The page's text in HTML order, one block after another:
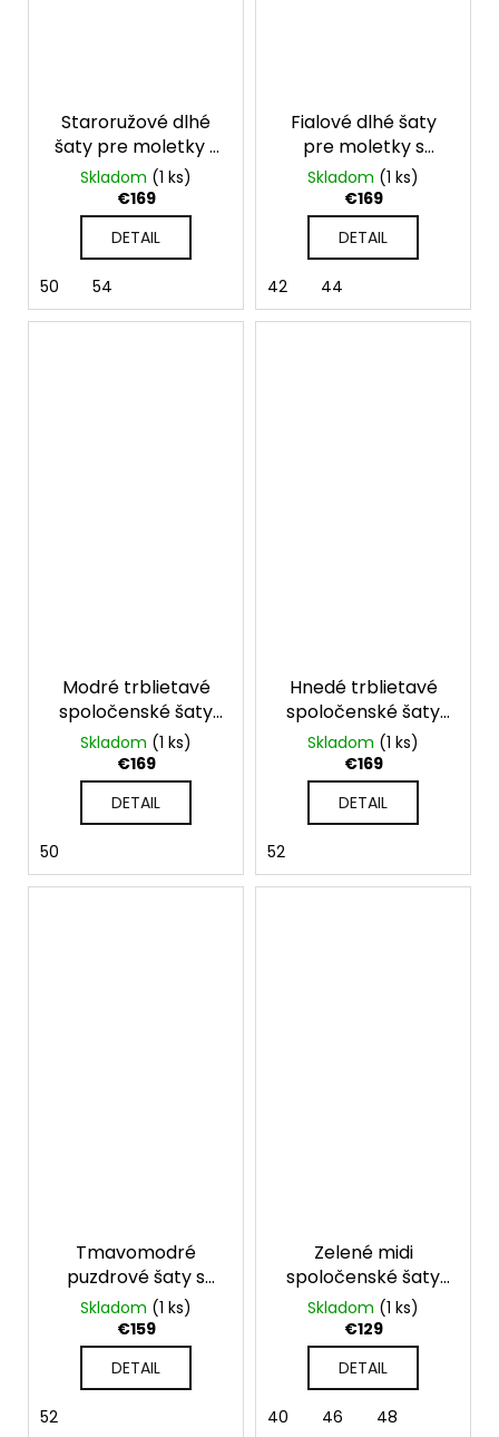
Staroružové dlhé
šaty pre moletky s
krátkymi rukávmi
Skladom (1 ks)
€169
DETAIL
50 54
Fialové dlhé šaty
pre moletky s
krátkymi rukávmi
Skladom (1 ks)
€169
DETAIL
42 44
Modré trblietavé
spoločenské šaty
pre moletky Julia
Skladom (1 ks)
€169
DETAIL
50
Hnedé trblietavé
spoločenské šaty
pre moletky Julia
Skladom (1 ks)
€169
DETAIL
52
Tmavomodré
puzdrové šaty s
krátkym rukávom
Anna
Skladom (1 ks)
€159
DETAIL
52
Zelené midi
spoločenské šaty
pre moletky
Skladom (1 ks)
€129
DETAIL
40 46 48